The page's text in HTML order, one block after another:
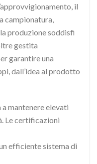
il
campionatura,
produzione soddisfi
gestita
garantire una
dall’idea al prodotto
mantenere elevati
Le certificazioni
efficiente sistema di